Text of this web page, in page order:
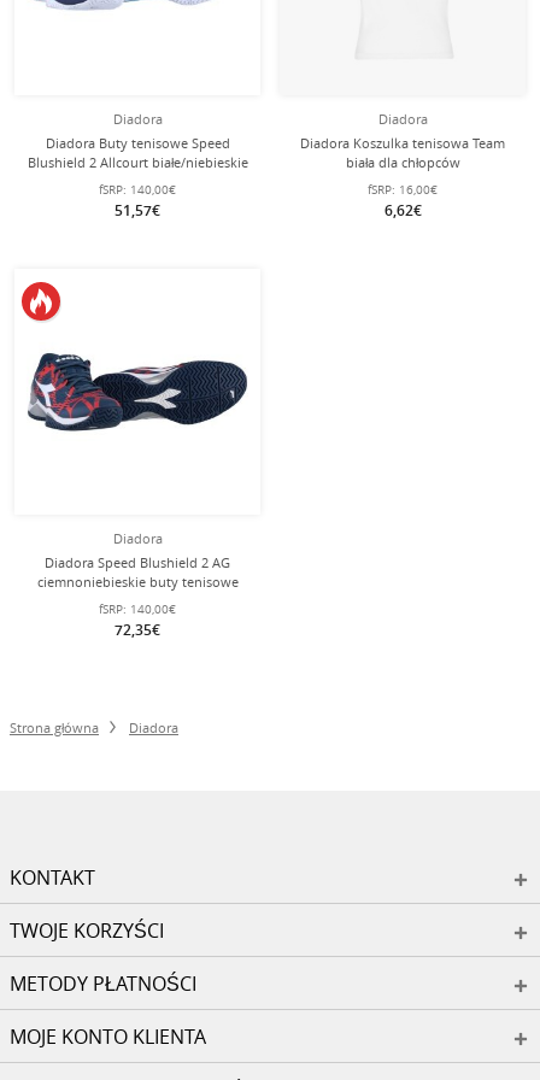
Diadora
Diadora Buty tenisowe Speed
Blushield 2 Allcourt białe/niebieskie
męskie
fSRP: 140,00€
51,57€
Diadora
Diadora Koszulka tenisowa Team
biała dla chłopców
fSRP: 16,00€
6,62€
Diadora
Diadora Speed Blushield 2 AG
ciemnoniebieskie buty tenisowe
Allcourt dla mężczyzn
fSRP: 140,00€
72,35€
Strona główna Diadora
KONTAKT
TWOJE KORZYŚCI
METODY PŁATNOŚCI
MOJE KONTO KLIENTA